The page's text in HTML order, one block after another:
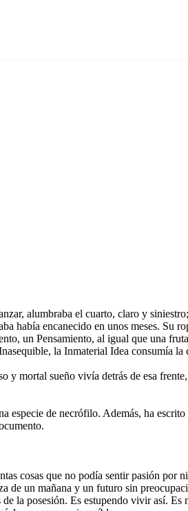
alumbraba el cuarto, claro y
había encanecido en unos meses. Su
un Pensamiento, al igual que una
la Inmaterial Idea consumía la
y mortal sueño vivía detrás de esa
especie de necrófilo. Además, ha
cosas que no podía sentir pasión por
de un mañana y un futuro sin
la posesión. Es estupendo vivir así. Es